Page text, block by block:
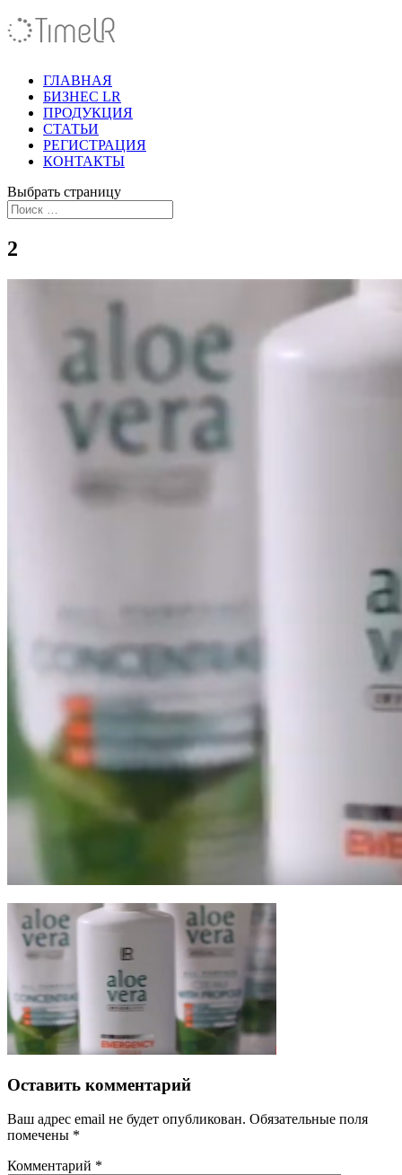
ГЛАВНАЯ
БИЗНЕС LR
ПРОДУКЦИЯ
СТАТЬИ
РЕГИСТРАЦИЯ
КОНТАКТЫ
Выбрать страницу
2
Оставить комментарий
Ваш адрес email не будет опубликован. Обязательные поля
помечены *
Комментарий *